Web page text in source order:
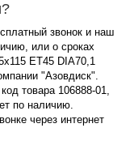
звонок и наш
или о сроках
ET45 DIA70,1
"Азовдиск".
товара 106888-01,
по наличию.
через интернет